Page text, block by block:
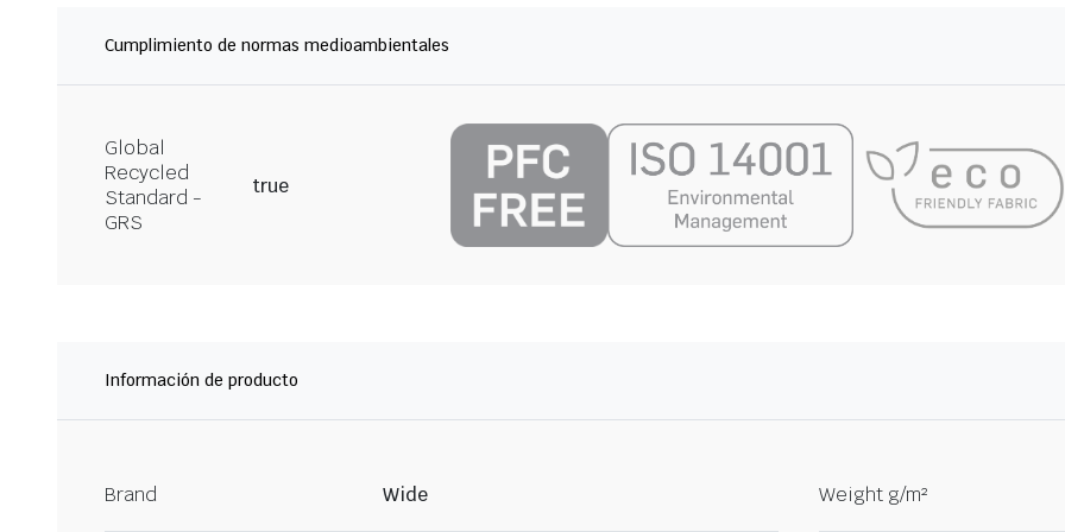
Cumplimiento de normas medioambientales
Global
Recycled
Standard -
GRS
true
Información de producto
Brand Wide Weight g/m²